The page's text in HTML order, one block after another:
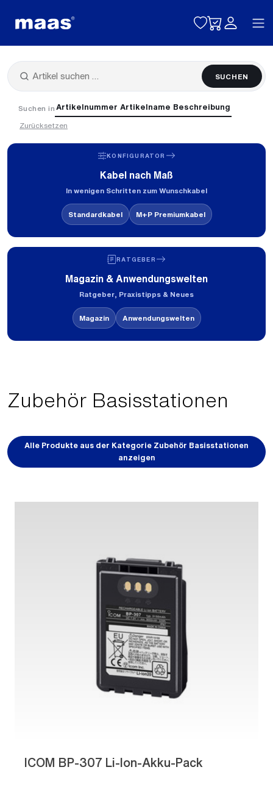
Toggle
SUCHEN
Suchen in Artikelnummer Artikelname Beschreibung
Zurücksetzen
KONFIGURATOR
Kabel nach Maß
In wenigen Schritten zum Wunschkabel
Standardkabel M+P Premiumkabel
RATGEBER
Magazin & Anwendungswelten
Ratgeber, Praxistipps & Neues
Magazin Anwendungswelten
Zubehör Basisstationen
Alle Produkte aus der Kategorie Zubehör Basisstationen
anzeigen
ICOM BP-307 Li-Ion-Akku-Pack